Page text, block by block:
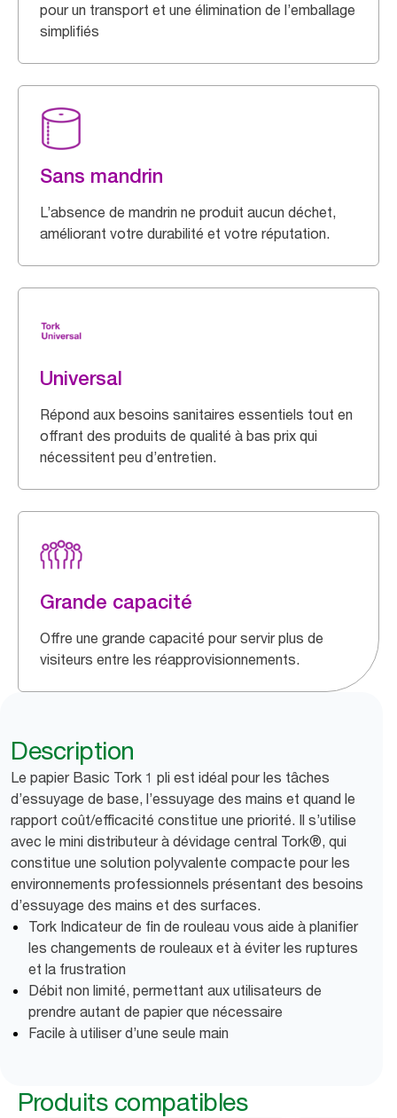
pour un transport et une élimination de l’emballage
simplifiés
Sans mandrin
L’absence de mandrin ne produit aucun déchet,
améliorant votre durabilité et votre réputation.
Universal
Répond aux besoins sanitaires essentiels tout en
offrant des produits de qualité à bas prix qui
nécessitent peu d’entretien.
Grande capacité
Offre une grande capacité pour servir plus de
visiteurs entre les réapprovisionnements.
Description
Le papier Basic Tork 1 pli est idéal pour les tâches
d’essuyage de base, l’essuyage des mains et quand le
rapport coût/efficacité constitue une priorité. Il s’utilise
avec le mini distributeur à dévidage central Tork®, qui
constitue une solution polyvalente compacte pour les
environnements professionnels présentant des besoins
d’essuyage des mains et des surfaces.
Tork Indicateur de fin de rouleau vous aide à planifier
les changements de rouleaux et à éviter les ruptures
et la frustration
Débit non limité, permettant aux utilisateurs de
prendre autant de papier que nécessaire
Facile à utiliser d’une seule main
Produits compatibles